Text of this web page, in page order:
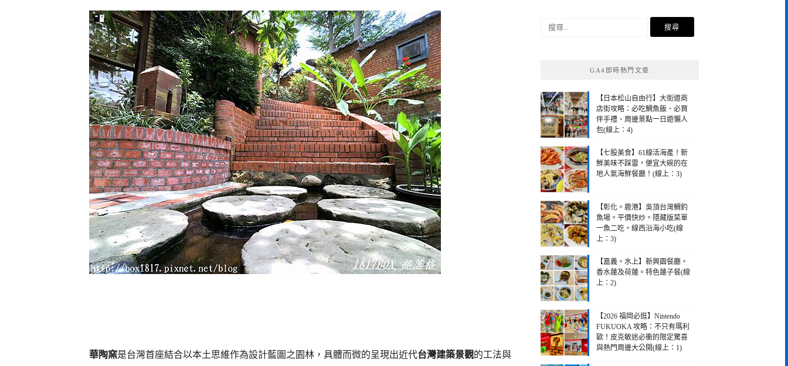
華陶窯是台灣首座結合以本土思維作為設計藍圖之園林，具體而微的呈現出近代台灣建築景觀的工法與
搜
GA4即時熱門文章
【日本松山自由行】大街道商
店街攻略：必吃鯛魚飯、必買
伴手禮、周邊景點一日遊懶人
包(線上：4)
【七股美食】61線活海產！新
鮮美味不踩雷，便宜大碗的在
地人氣海鮮餐廳！(線上：3)
【彰化。鹿港】吳頂台灣鯛釣
魚場。平價快炒。隱藏版菜單
一魚二吃。線西沿海小吃(線
上：3)
【嘉義。水上】新興園餐廳。
香水蓮及荷蓮。特色蓮子餐(線
上：2)
【2026 福岡必逛】Nintendo
FUKUOKA 攻略：不只有瑪利
歐！皮克敏迷必衝的限定驚喜
與熱門周邊大公開(線上：1)